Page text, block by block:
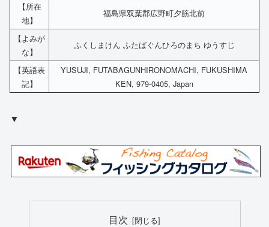
【所在
地】
福島県双葉郡広野町夕筋北前
【よみが
な】
ふくしまけん ふたばぐんひろのまち ゆうすじ
【英語表
記】
YUSUJI, FUTABAGUNHIRONOMACHI, FUKUSHIMA
KEN, 979-0405, Japan
▼
目次